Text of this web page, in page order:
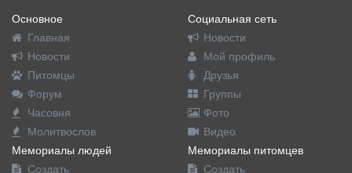
Основное
Главная
Новости
Питомцы
Форум
Часовня
Молитвослов
Социальная сеть
Новости
Мой профиль
Друзья
Группы
Фото
Видео
Мемориалы людей
Создать
Мемориалы питомцев
Создать